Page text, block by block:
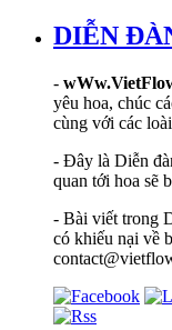
DIỄN
-
yêu hoa, chúc
cùng với các
- Đây là Diễn
quan tới hoa sẽ
- Bài viết trong
có khiếu nại về